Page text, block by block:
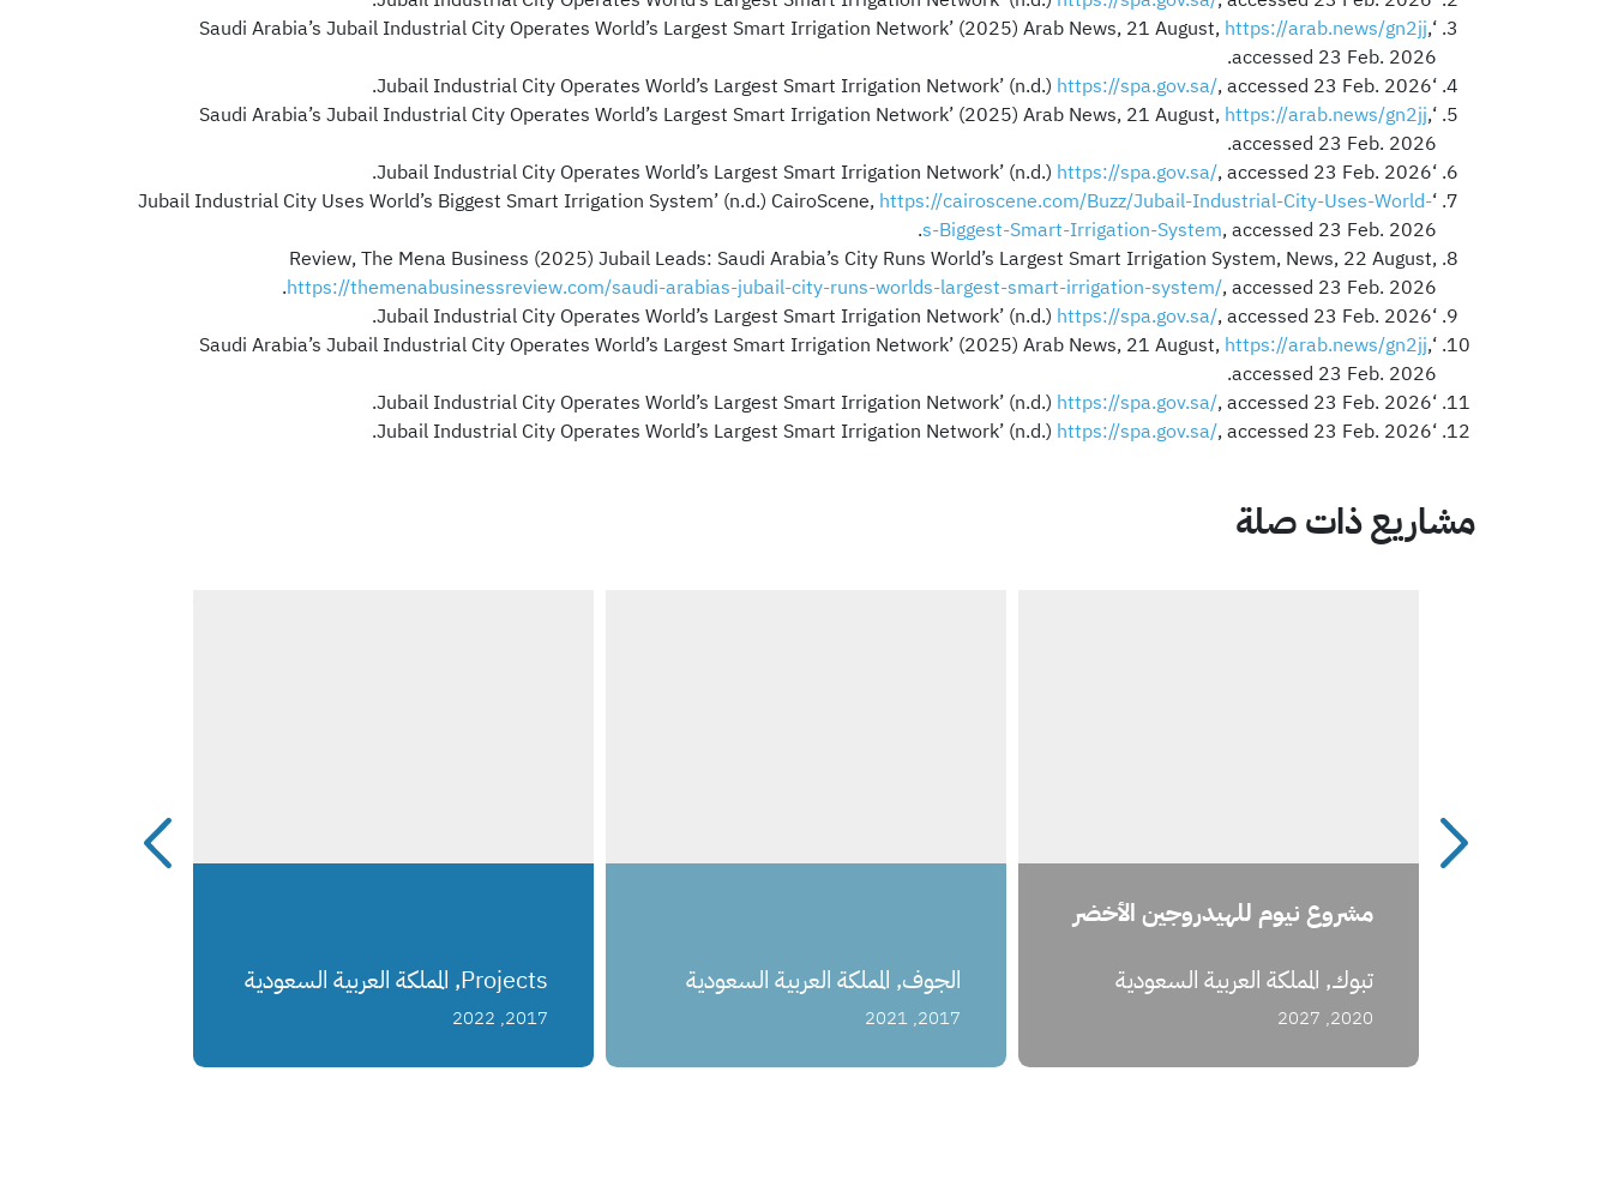
‘Saudi Arabia’s Jubail Industrial City Operates World’s Largest Smart Irrigation Network’ (2025) Arab News, 21 August,
https://arab.news/gn2jj,
accessed 23 Feb. 2026.
‘Jubail Industrial City Operates World’s Largest Smart Irrigation Network’ (n.d.)
https://spa.gov.sa/, accessed 23 Feb. 2026.
‘Saudi Arabia’s Jubail Industrial City Operates World’s Largest Smart Irrigation Network’ (2025) Arab News, 21 August,
https://arab.news/gn2jj,
accessed 23 Feb. 2026.
‘Jubail Industrial City Operates World’s Largest Smart Irrigation Network’ (n.d.)
https://spa.gov.sa/, accessed 23 Feb. 2026.
‘Jubail Industrial City Uses World’s Biggest Smart Irrigation System’ (n.d.) CairoScene,
https://cairoscene.com/Buzz/Jubail-Industrial-City-Uses-World-
s-Biggest-Smart-Irrigation-System, accessed 23 Feb. 2026.
Review, The Mena Business (2025) Jubail Leads: Saudi Arabia’s City Runs World’s Largest Smart Irrigation System, News, 22 August,
https://themenabusinessreview.com/saudi-arabias-jubail-city-runs-worlds-largest-smart-irrigation-system/, accessed 23 Feb. 2026.
‘Jubail Industrial City Operates World’s Largest Smart Irrigation Network’ (n.d.)
https://spa.gov.sa/, accessed 23 Feb. 2026.
‘Saudi Arabia’s Jubail Industrial City Operates World’s Largest Smart Irrigation Network’ (2025) Arab News, 21 August,
https://arab.news/gn2jj,
accessed 23 Feb. 2026.
‘Jubail Industrial City Operates World’s Largest Smart Irrigation Network’ (n.d.)
https://spa.gov.sa/, accessed 23 Feb. 2026.
‘Jubail Industrial City Operates World’s Largest Smart Irrigation Network’ (n.d.)
https://spa.gov.sa/, accessed 23 Feb. 2026.
مشاريع ذات صلة
Projects, المملكة العربية السعودية
2017, 2022
الجوف, المملكة العربية السعودية
2017, 2021
مشروع نيوم للهيدروجين الأخضر
تبوك, المملكة العربية السعودية
2020, 2027